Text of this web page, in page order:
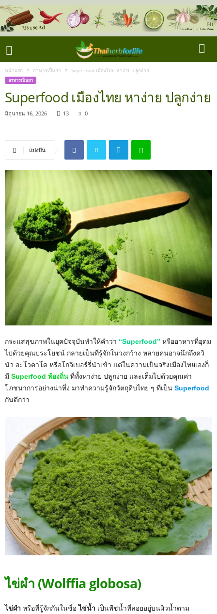
หน้าแรก อาหารเป็นยา Superfood เมืองไทย หาง่าย ปลูกง่าย
อาหารเป็นยา
Superfood เมืองไทย หาง่าย ปลูกง่าย
มิถุนายน 16, 2026 13 0
แบ่งปัน
กระแสสุขภาพในยุคปัจจุบันทำให้คำว่า “Superfood” หรืออาหารที่อุดม
ไปด้วยคุณประโยชน์ กลายเป็นที่รู้จักในวงกว้าง หลายคนอาจนึกถึงควิ
นัว อะโวคาโด หรือโกจิเบอร์รี่นำเข้า แต่ในความเป็นจริงเมืองไทยเองก็
มี Superfood ท้องถิ่น ที่ทั้งหาง่าย ปลูกง่าย และเต็มไปด้วยคุณค่า
โภชนาการอย่างน่าทึ่ง มาทำความรู้จักวัตถุดิบไทย ๆ ที่เป็น Superfood
กันดีกว่า
ไข่ผำ (Wolffia globosa)
ไข่ผำ หรือที่รู้จักกันในชื่อไข่น้ำ เป็นพืชน้ำที่ลอยอยู่บนผิวน้ำตาม